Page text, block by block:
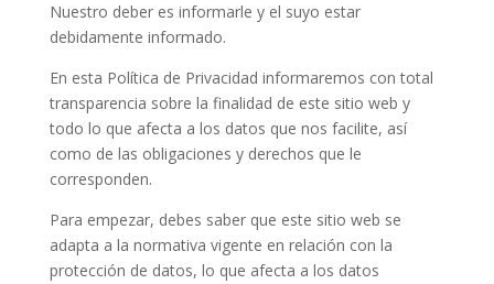
Nuestro deber es informarle y el suyo estar
debidamente informado.
En esta Política de Privacidad informaremos con total
transparencia sobre la finalidad de este sitio web y
todo lo que afecta a los datos que nos facilite, así
como de las obligaciones y derechos que le
corresponden.
Para empezar, debes saber que este sitio web se
adapta a la normativa vigente en relación con la
protección de datos, lo que afecta a los datos